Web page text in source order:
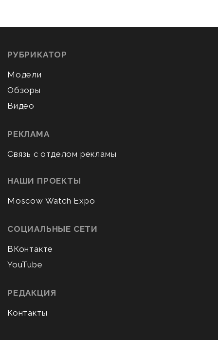
РУБРИКАТОР
Модели
Обзоры
Видео
РЕКЛАМА
Связь с отделом рекламы
НАШИ ПРОЕКТЫ
Moscow Watch Expo
СОЦИАЛЬНЫЕ СЕТИ
ВКонтакте
YouTube
РЕДАКЦИЯ
Контакты